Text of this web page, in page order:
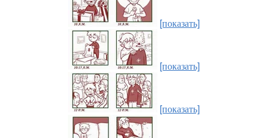
[показать]
[показать]
[показать]